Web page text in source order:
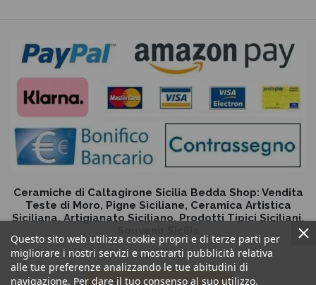
Questo sito web utilizza cookie propri e di terze parti per
migliorare i nostri servizi e mostrarti pubblicità relativa
alle tue preferenze analizzando le tue abitudini di
navigazione. Per dare il tuo consenso al suo utilizzo,
Ceramiche di Caltagirone Sicilia Bedda Shop: Vendita
Teste di Moro, Pigne Siciliane, Ceramica Artistica
Siciliana, Artigianato Siciliano, Prodotti Tipici Siciliani,